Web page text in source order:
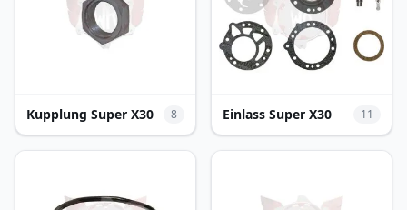
Kupplung Super X30 8 Einlass Super X30 11